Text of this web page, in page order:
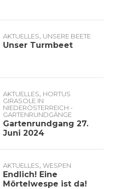
AKTUELLES, UNSERE BEETE
Unser Turmbeet
AKTUELLES, HORTUS
GIRASOLE IN
NIEDERÖSTERREICH -
GARTENRUNDGÄNGE
Gartenrundgang 27.
Juni 2024
AKTUELLES, WESPEN
Endlich! Eine
Mörtelwespe ist da!